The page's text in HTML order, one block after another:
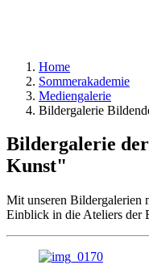
Home
Sommerakademie
Mediengalerie
Bildergalerie
Bildergalerie
Kunst"
Mit unseren Bildergalerien
Einblick in die Ateliers der